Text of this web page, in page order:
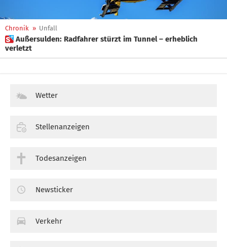
Chronik » Unfall
 Außersulden: Radfahrer stürzt im Tunnel – erheblich
verletzt
Wetter
Stellenanzeigen
Todesanzeigen
Newsticker
Verkehr